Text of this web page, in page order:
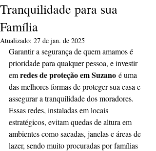
Tranquilidade para sua
Família
Atualizado: 27 de jan. de 2025
Garantir a segurança de quem amamos é
prioridade para qualquer pessoa, e investir
em redes de proteção em Suzano é uma
das melhores formas de proteger sua casa e
assegurar a tranquilidade dos moradores.
Essas redes, instaladas em locais
estratégicos, evitam quedas de altura em
ambientes como sacadas, janelas e áreas de
lazer, sendo muito procuradas por famílias